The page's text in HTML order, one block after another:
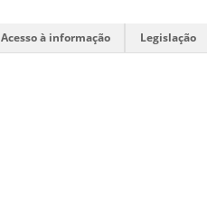
Acesso à informação Legislação